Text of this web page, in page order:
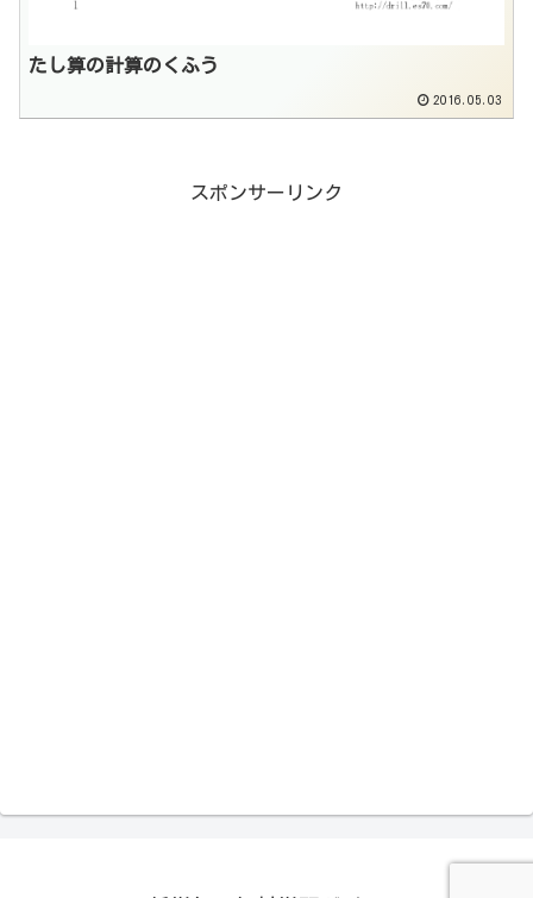
たし算の計算のくふう
2016.05.03
スポンサーリンク